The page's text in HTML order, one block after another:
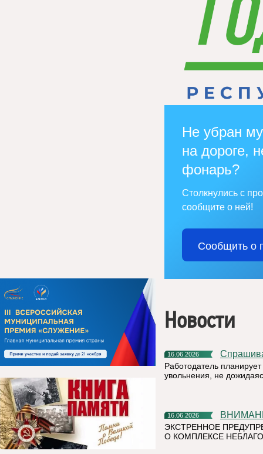
Не убран
на дороге,
фонарь?
Столкнулись с
сообщите о ней!
Сообщить о
Новости
16.06.2026
Работодатель
увольнения, не
16.06.2026
ЭКСТРЕННОЕ
О КОМПЛЕКСЕ